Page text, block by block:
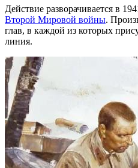
Действие разворачивается в
Второй Мировой войны.
глав, в каждой из которых
линия.